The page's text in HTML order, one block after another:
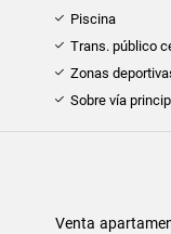
Piscina
Trans. público
Zonas
Sobre vía
Venta